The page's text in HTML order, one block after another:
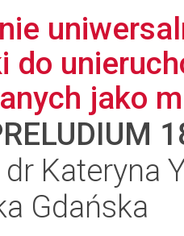
do
jako
Kateryna
Gdańska